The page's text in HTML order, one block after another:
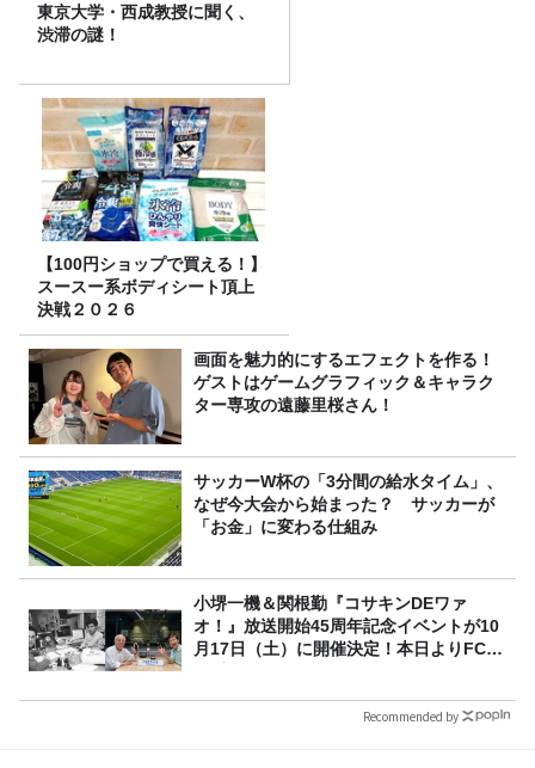
東京大学・西成教授に聞く、
渋滞の謎！
【100円ショップで買える！】
スースー系ボディシート頂上
決戦２０２６
画面を魅力的にするエフェクトを作る！
ゲストはゲームグラフィック＆キャラク
ター専攻の遠藤里桜さん！
サッカーW杯の「3分間の給水タイム」、
なぜ今大会から始まった？ サッカーが
「お金」に変わる仕組み
小堺一機＆関根勤『コサキンDEワァ
オ！』放送開始45周年記念イベントが10
月17日（土）に開催決定！本日よりFC先
Recommended by